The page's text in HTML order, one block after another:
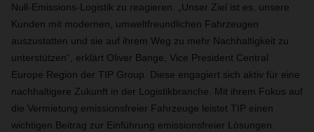
Null-Emissions-Logistik zu reagieren. „Unser Ziel ist es, unsere
Kunden mit modernen, umweltfreundlichen Fahrzeugen
auszustatten und sie auf ihrem Weg zu mehr Nachhaltigkeit zu
unterstützen“, erklärt Oliver Bange, Vice President Central
Europe Region der TIP Group. Diese engagiert sich aktiv für eine
nachhaltigere Zukunft in der Logistikbranche. Mit ihrem Fokus auf
die Vermietung emissionsfreier Fahrzeuge leistet TIP einen
wichtigen Beitrag zur Einführung emissionsfreier Lösungen.